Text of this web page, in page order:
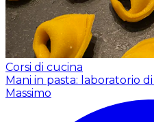
Corsi di cucina
Mani in pasta: laboratorio
Massimo